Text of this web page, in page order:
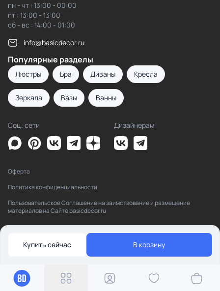
Купить сейчас В корзину
пн - чт : 13:00 - 00:00
пт : 13:00 - 13:00
сб - вс : 14:00 - 01:00
info@basicdecor.ru
Популярные разделы
Люстры Бра Диваны Кресла
Зеркала Вазы Ванны
Соц. сети Дизайнерам
Оферта
Политика конфиденциальности
Пользовательское Соглашение на заимствование и размещение
материалов на Сайте basicdecor.ru